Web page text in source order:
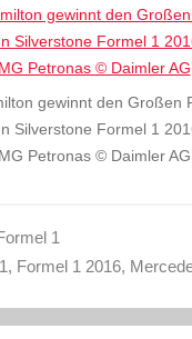
gewinnt den Großen
Silverstone Formel 1
Petronas © Daimler AG
1
, Formel 1 2016,